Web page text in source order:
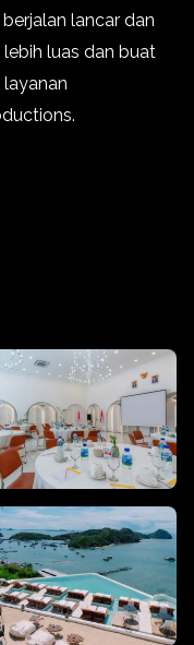
lancar dan
luas dan buat